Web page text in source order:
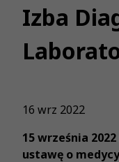
Izba
16 wrz 2022
15 września
ustawę o